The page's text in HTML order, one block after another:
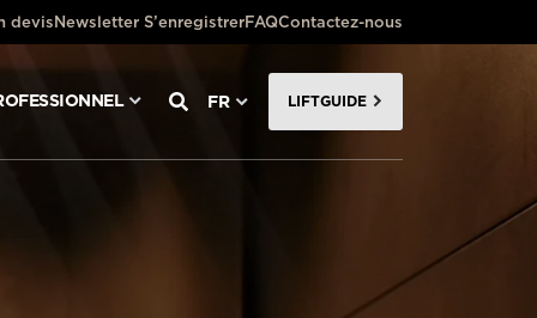
devis Newsletter S’enregistrerFAQContactez-nous
FR LIFTGUIDE